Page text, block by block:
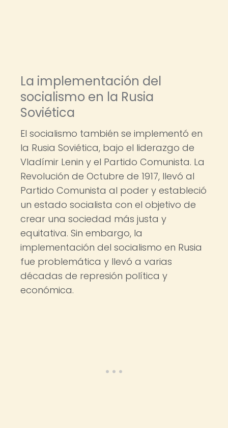
La implementación del
socialismo en la Rusia
Soviética
El socialismo también se implementó en
la Rusia Soviética, bajo el liderazgo de
Vladímir Lenin y el Partido Comunista. La
Revolución de Octubre de 1917, llevó al
Partido Comunista al poder y estableció
un estado socialista con el objetivo de
crear una sociedad más justa y
equitativa. Sin embargo, la
implementación del socialismo en Rusia
fue problemática y llevó a varias
décadas de represión política y
económica.